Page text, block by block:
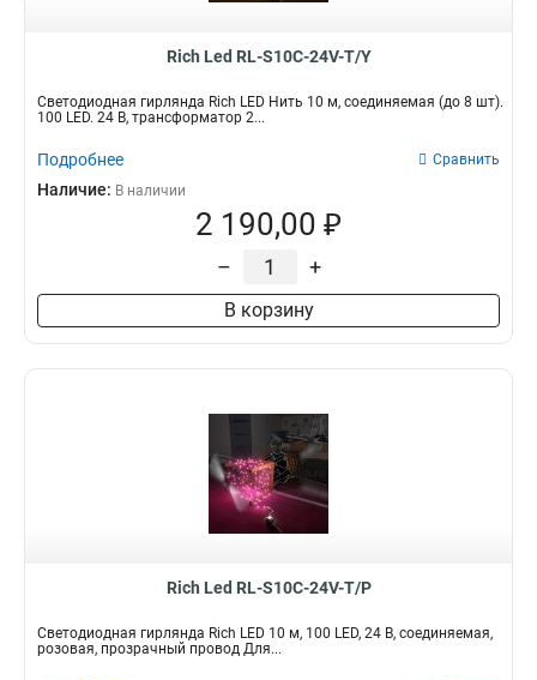
Rich Led RL-S10C-24V-T/Y
Светодиодная гирлянда Rich LED Нить 10 м, соединяемая (до 8 шт).
100 LED. 24 B, трансформатор 2...
Подробнее Сравнить
Наличие: В наличии
2 190,00 ₽
– +
В корзину
Rich Led RL-S10C-24V-T/P
Светодиодная гирлянда Rich LED 10 м, 100 LED, 24 В, соединяемая,
розовая, прозрачный провод Для...